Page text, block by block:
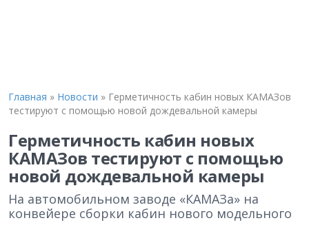
Главная » Новости » Герметичность кабин новых КАМАЗов
тестируют с помощью новой дождевальной камеры
Герметичность кабин новых
КАМАЗов тестируют с помощью
новой дождевальной камеры
На автомобильном заводе «КАМАЗа» на
конвейере сборки кабин нового модельного